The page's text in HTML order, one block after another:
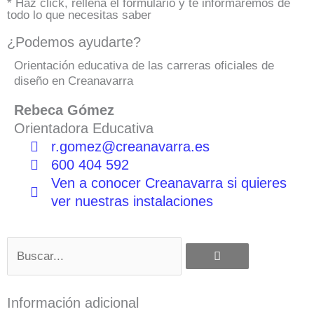
* Haz click, rellena el formulario y te informaremos de
todo lo que necesitas saber
¿Podemos ayudarte?
Orientación educativa de las carreras oficiales de
diseño en Creanavarra
Rebeca Gómez
Orientadora Educativa
r.gomez@creanavarra.es
600 404 592
Ven a conocer Creanavarra si quieres
ver nuestras instalaciones
Información adicional